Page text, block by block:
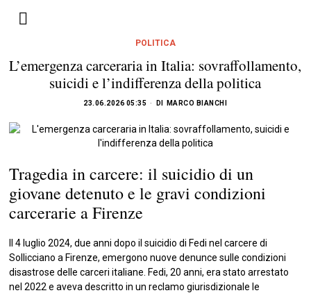
POLITICA
L’emergenza carceraria in Italia: sovraffollamento,
suicidi e l’indifferenza della politica
23.06.2026 05:35 DI MARCO BIANCHI
Tragedia in carcere: il suicidio di un
giovane detenuto e le gravi condizioni
carcerarie a Firenze
Il 4 luglio 2024, due anni dopo il suicidio di Fedi nel carcere di
Sollicciano a Firenze, emergono nuove denunce sulle condizioni
disastrose delle carceri italiane. Fedi, 20 anni, era stato arrestato
nel 2022 e aveva descritto in un reclamo giurisdizionale le